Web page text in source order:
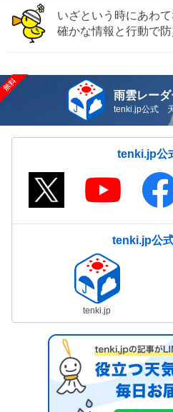
いざという時にあわ
確かな情報と行動で
雨雲レーダ
tenki.jp公式
tenki.jp公
tenki.jp公
tenki.jp